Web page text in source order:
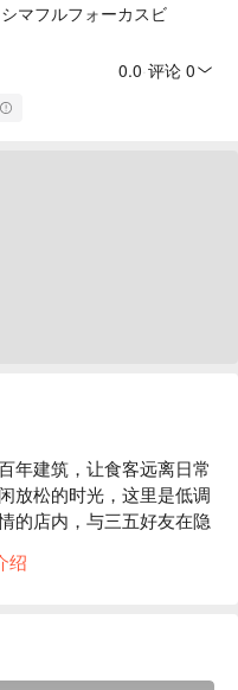
マフルフォーカスビ
0.0 评论 0
年建筑，让食客远离日常
放松的时光，这里是低调
的店内，与三五好友在隐
潢概念是营造出 “ 100 年
，以美酒佳肴招待来
店名「碗」（碗）一样，
绍